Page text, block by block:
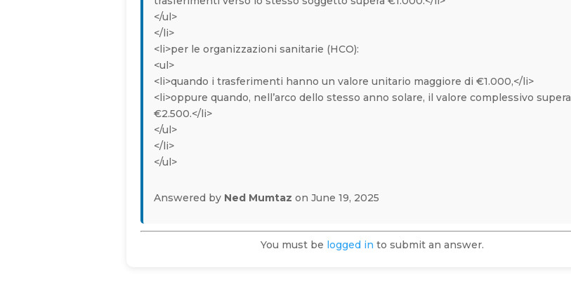
</ul>
</li>
<li>per le organizzazioni sanitarie (HCO):
<ul>
<li>quando i trasferimenti hanno un valore unitario maggiore di €1.000,</li>
<li>oppure quando, nell’arco dello stesso anno solare, il valore complessivo supera
€2.500.</li>
</ul>
</li>
</ul>
Answered by Ned Mumtaz on June 19, 2025
You must be logged in to submit an answer.